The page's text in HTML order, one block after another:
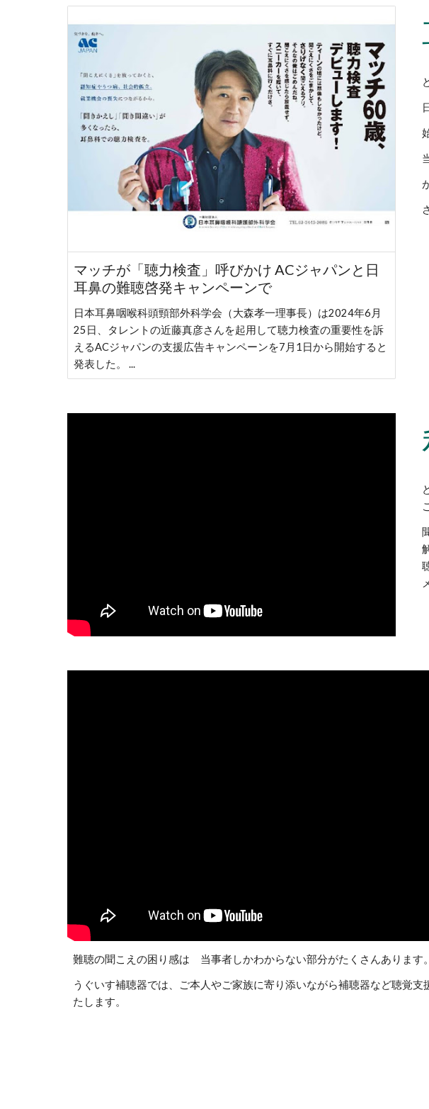
マッチが「聴力検査」呼びかけ ACジャパンと日
耳鼻の難聴啓発キャンペーンで
日本耳鼻咽喉科頭頸部外科学会（大森孝一理事長）は2024年6月
25日、タレントの近藤真彦さんを起用して聴力検査の重要性を訴
えるACジャパンの支援広告キャンペーンを7月1日から開始すると
発表した。 ...
難聴の聞こえの困り感は 当事者しかわからない部分がたくさんあります。
うぐいす補聴器では、ご本人やご家族に寄り添いながら補聴器など聴覚支
たします。